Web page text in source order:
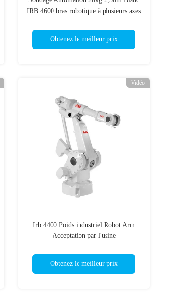
IRB 4600 bras robotique à plusieurs axes
Obtenez le meilleur prix
Vidéo
Irb 4400 Poids industriel Robot Arm
Acceptation par l'usine
Obtenez le meilleur prix